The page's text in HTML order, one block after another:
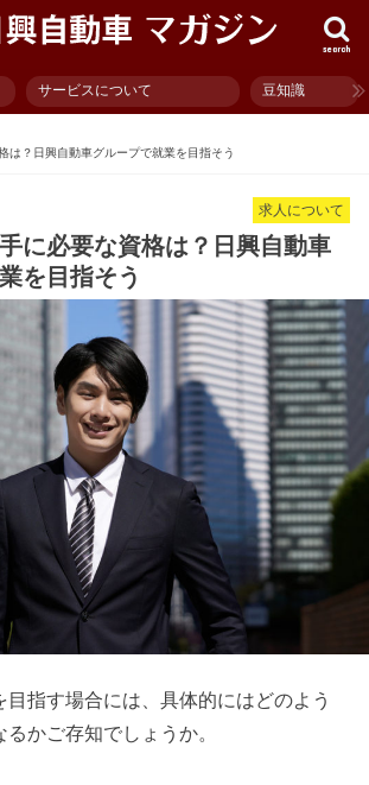
search
サービスについて 豆知識
は？日興自動車グループで就業を目指そう
求人について
に必要な資格は？日興自動車
を目指そう
目指す場合には、具体的にはどのよう
かご存知でしょうか。